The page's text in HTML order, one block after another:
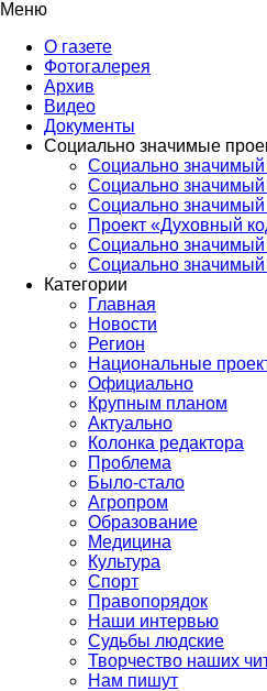
Меню
О газете
Фотогалерея
Архив
Видео
Документы
Социально значимые
Социально значимый
Социально значимый
Социально значимый
Проект «Духовный
Социально значимый
Социально значимый
Категории
Главная
Новости
Регион
Национальные
Официально
Крупным планом
Актуально
Колонка редактора
Проблема
Было-стало
Агропром
Образование
Медицина
Культура
Спорт
Правопорядок
Наши интервью
Судьбы людские
Творчество наших
Нам пишут